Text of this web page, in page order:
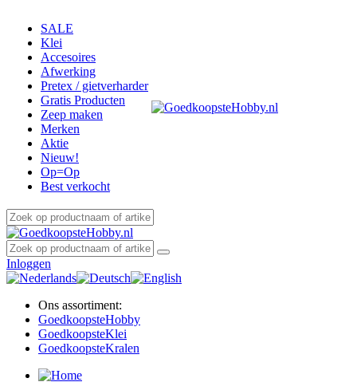
SALE
Klei
Accesoires
Afwerking
Pretex / gietverharder
Gratis Producten
Zeep maken
Merken
Aktie
Nieuw!
Op=Op
Best verkocht
Inloggen
Ons assortiment:
GoedkoopsteHobby
GoedkoopsteKlei
GoedkoopsteKralen